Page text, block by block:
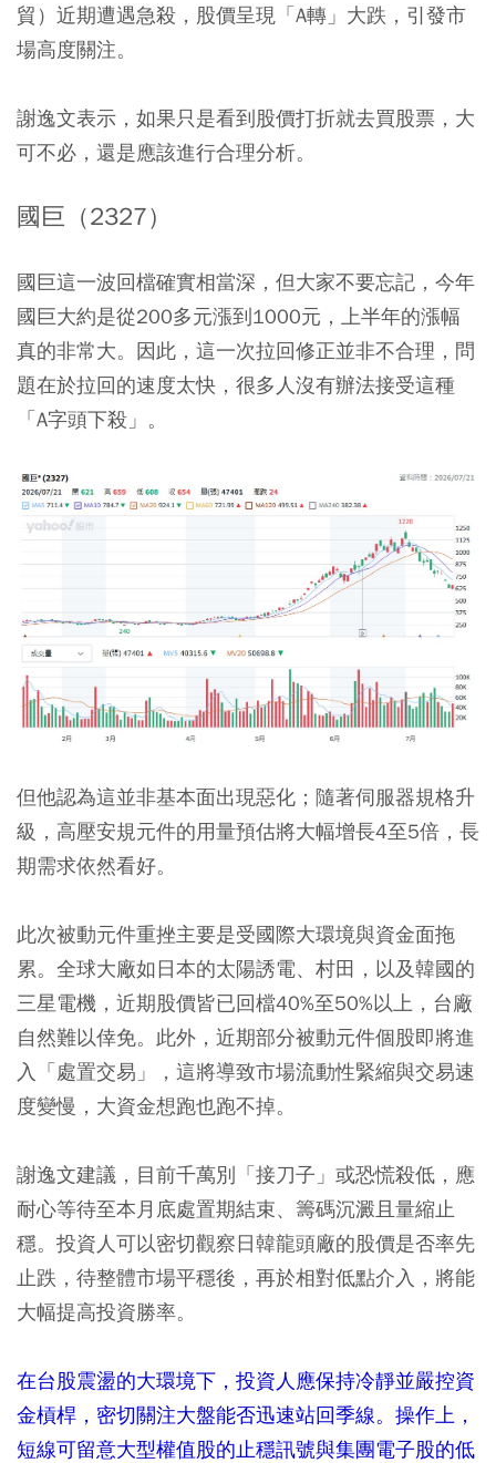
貿）近期遭遇急殺，股價呈現「A轉」大跌，引發市
場高度關注。
謝逸文表示，如果只是看到股價打折就去買股票，大
可不必，還是應該進行合理分析。
國巨（2327）
國巨這一波回檔確實相當深，但大家不要忘記，今年
國巨大約是從200多元漲到1000元，上半年的漲幅
真的非常大。因此，這一次拉回修正並非不合理，問
題在於拉回的速度太快，很多人沒有辦法接受這種
「A字頭下殺」。
但他認為這並非基本面出現惡化；隨著伺服器規格升
級，高壓安規元件的用量預估將大幅增長4至5倍，長
期需求依然看好。
此次被動元件重挫主要是受國際大環境與資金面拖
累。全球大廠如日本的太陽誘電、村田，以及韓國的
三星電機，近期股價皆已回檔40%至50%以上，台廠
自然難以倖免。此外，近期部分被動元件個股即將進
入「處置交易」，這將導致市場流動性緊縮與交易速
度變慢，大資金想跑也跑不掉。
謝逸文建議，目前千萬別「接刀子」或恐慌殺低，應
耐心等待至本月底處置期結束、 籌碼沉澱且量縮止
穩。投資人可以密切觀察日韓龍頭廠的股價是否率先
止跌 ，待整體市場平穩後，再於相對低點介入，將能
大幅提高投資勝率。
在台股震盪的大環境下，投資人應保持冷靜並嚴控資
金槓桿，密切關注大盤能否迅速站回季線。操作上，
短線可留意大型權值股的止穩訊號與集團電子股的低